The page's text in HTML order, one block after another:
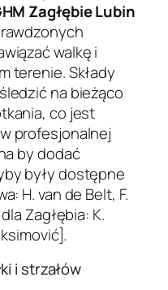
Zagłębie Lubin
walkę i
terenie. Składy
na bieżąco
co jest
profesjonalnej
by dodać
były dostępne
H. van de Belt, F.
Zagłębia: K.
i strzałów